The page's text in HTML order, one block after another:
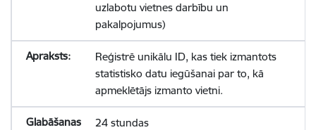
uzlabotu vietnes darbību un
pakalpojumus)
Reģistrē unikālu ID, kas tiek izmantots
statistisko datu iegūšanai par to, kā
apmeklētājs izmanto vietni.
24 stundas